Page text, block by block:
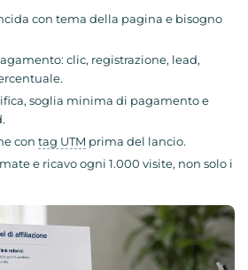
con tema della pagina e bisogno
clic, registrazione, lead,
soglia minima di pagamento e
con tag UTM prima del lancio.
e ricavo ogni 1.000 visite, non solo i